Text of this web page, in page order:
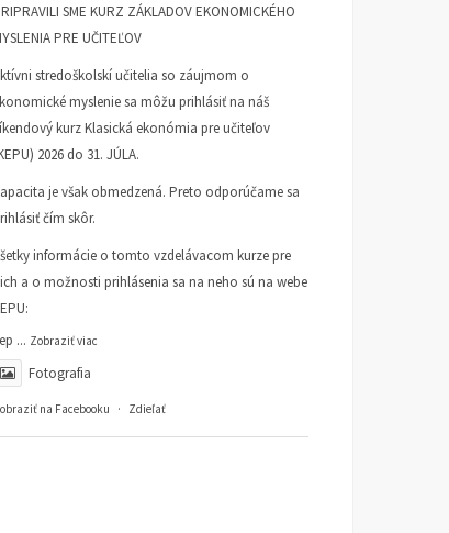
SME KURZ ZÁKLADOV EKONOMICKÉHO
PRE UČITEĽOV
stredoškolskí učitelia so záujmom o
myslenie sa môžu prihlásiť na náš
kurz Klasická ekonómia pre učiteľov
2026 do 31. JÚLA.
je však obmedzená. Preto odporúčame sa
čím skôr.
informácie o tomto vzdelávacom kurze pre
a o možnosti prihlásenia sa na neho sú na webe
... Zobraziť viac
Fotografia
na Facebooku · Zdieľať